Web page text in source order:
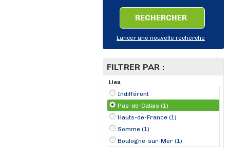
RECHERCHER
Lancer une nouvelle recherche
FILTRER PAR :
Lieu
Indifférent
Pas-de-Calais (1)
Hauts-de-France (1)
Somme (1)
Boulogne-sur-Mer (1)